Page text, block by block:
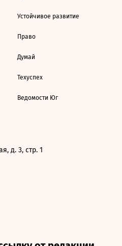
Устойчивое развитие
Право
Думай
Техуспех
Ведомости Юг
д. 3, стр. 1